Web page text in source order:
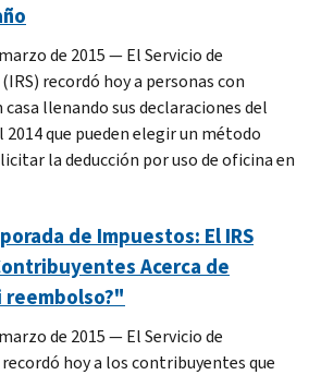
de 2015 — El Servicio de
recordó hoy a personas con
casa llenando sus declaraciones del
que pueden elegir un método
la deducción por uso de oficina en
de Impuestos: El IRS
Acerca de
reembolso?"
de 2015 — El Servicio de
hoy a los contribuyentes que